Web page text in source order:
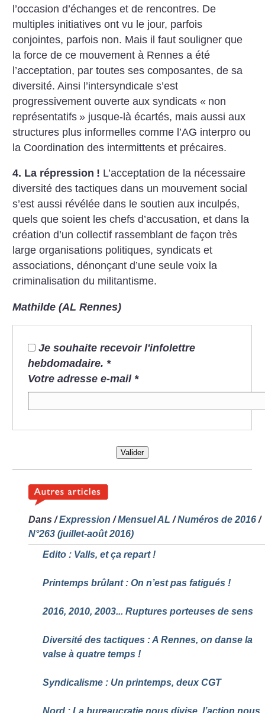
l’occasion d’échanges et de rencontres. De
multiples initiatives ont vu le jour, parfois
conjointes, parfois non. Mais il faut souligner que
la force de ce mouvement à Rennes a été
l’acceptation, par toutes ses composantes, de sa
diversité. Ainsi l’intersyndicale s’est
progressivement ouverte aux syndicats « non
représentatifs » jusque-là écartés, mais aussi aux
structures plus informelles comme l’AG interpro ou
la Coordination des intermittents et précaires.
4. La répression ! L’acceptation de la nécessaire
diversité des tactiques dans un mouvement social
s’est aussi révélée dans le soutien aux inculpés,
quels que soient les chefs d’accusation, et dans la
création d’un collectif rassemblant de façon très
large organisations politiques, syndicats et
associations, dénonçant d’une seule voix la
criminalisation du militantisme.
Mathilde (AL Rennes)
Je souhaite recevoir l'infolettre
hebdomadaire. *
Votre adresse e-mail*
Valider
Dans /Expression /Mensuel AL /Numéros de 2016 /
N°263 (juillet-août 2016)
Edito : Valls, et ça repart !
Printemps brûlant : On n’est pas fatigués !
2016, 2010, 2003... Ruptures porteuses de sens
Diversité des tactiques : A Rennes, on danse la
valse à quatre temps !
Syndicalisme : Un printemps, deux CGT